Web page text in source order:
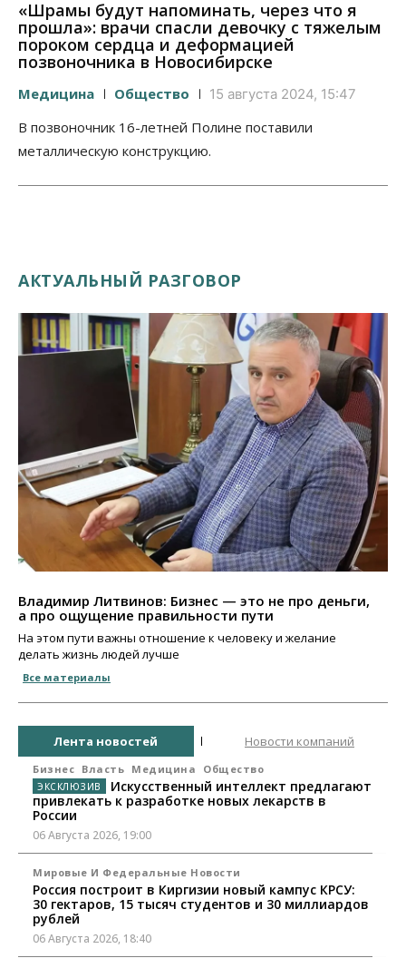
«Шрамы будут напоминать, через что я
прошла»: врачи спасли девочку с тяжелым
пороком сердца и деформацией
позвоночника в Новосибирске
Медицина Общество 15 августа 2024, 15:47
В позвоночник 16-летней Полине поставили
металлическую конструкцию.
АКТУАЛЬНЫЙ РАЗГОВОР
Владимир Литвинов: Бизнес — это не про деньги,
а про ощущение правильности пути
На этом пути важны отношение к человеку и желание
делать жизнь людей лучше
Все материалы
Лента новостей Новости компаний
Бизнес Власть Медицина Общество
Искусственный интеллект предлагают
привлекать к разработке новых лекарств в
России
06 Августа 2026, 19:00
Мировые И Федеральные Новости
Россия построит в Киргизии новый кампус КРСУ:
30 гектаров, 15 тысяч студентов и 30 миллиардов
рублей
06 Августа 2026, 18:40